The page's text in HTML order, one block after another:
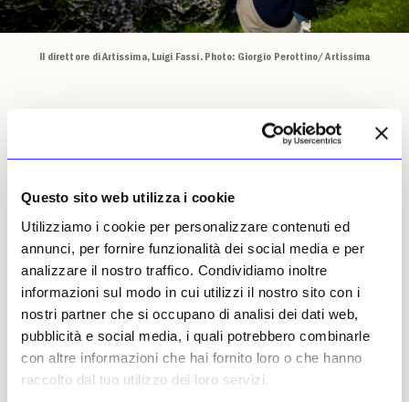
Questo sito web utilizza i cookie
Utilizziamo i cookie per personalizzare contenuti ed
annunci, per fornire funzionalità dei social media e per
analizzare il nostro traffico. Condividiamo inoltre
informazioni sul modo in cui utilizzi il nostro sito con i
nostri partner che si occupano di analisi dei dati web,
pubblicità e social media, i quali potrebbero combinarle
con altre informazioni che hai fornito loro o che hanno
raccolto dal tuo utilizzo dei loro servizi.
Il direttore di Artissima, Luigi Fassi. Photo: Giorgio Perottino/ Artissima
Sul piano strutturale, Artissima conferma
costituiscono ormai una griglia consolidata
espositiva. Le quattro sezioni principali -
Main Section, New Entries,
Monologue/DialogueeArt Editions -
mantengono la loro funzione differenziata,
costruendo un equilibrio tra gallerie
affermate, realtà emergenti, progetti
sperimentali e pratiche legate all’editoria
d’arte e ai multipli. Accanto a queste, le tre